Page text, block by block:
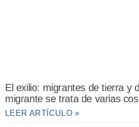
El exilio: migrantes de tierra y
migrante se trata de varias
LEER ARTÍCULO »